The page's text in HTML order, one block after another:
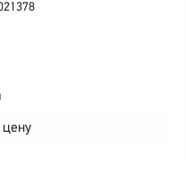
цену